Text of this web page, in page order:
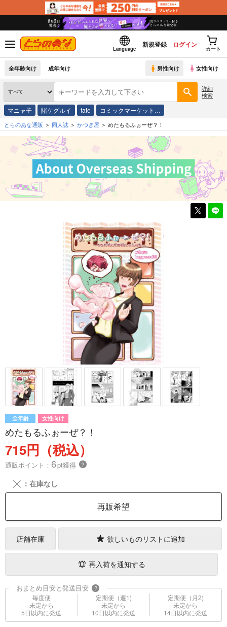
Language
新規登録 ログイン
カート
全年齢向け 成年向け 男性向け 女性向け
詳細
検索
マニャ子 賭ケグルイ fate コミックマーケット…
とらのあな通販 同人誌 かつぎ屋 めたもるふぉーぜ？！
全年齢 女性向け
めたもるふぉーぜ？！
715円（税込）
通販ポイント： 6pt獲得 ？
╳ ：在庫なし
再販希望
店舗在庫 欲しいものリストに追加
再入荷を通知する
おまとめ目安と発送目安 ?
毎度便
未定から
5日以内に発送
定期便（週1)
未定から
10日以内に発送
定期便（月2)
未定から
14日以内に発送